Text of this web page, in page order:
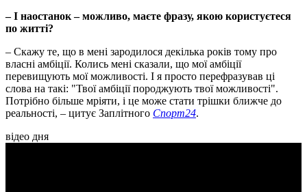
– І наостанок – можливо, маєте фразу, якою користуєтеся
по житті?
– Скажу те, що в мені зародилося декілька років тому про
власні амбіції. Колись мені сказали, що мої амбіції
перевищують мої можливості. І я просто перефразував ці
слова на такі: "Твої амбіції породжують твої можливості".
Потрібно більше мріяти, і це може стати трішки ближче до
реальності, – цитує Заплітного Спорт24.
відео дня